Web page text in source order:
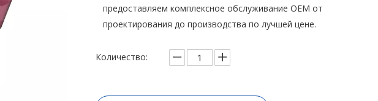
предоставляем комплексное обслуживание OEM от
проектирования до производства по лучшей цене.
Количество: